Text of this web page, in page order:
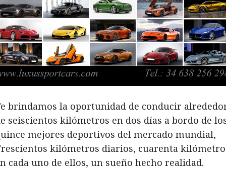
brindamos la oportunidad de conducir
seiscientos kilómetros en dos días a bordo de
mejores deportivos del mercado mundial,
kilómetros diarios, cuarenta
cada uno de ellos, un sueño hecho realidad.